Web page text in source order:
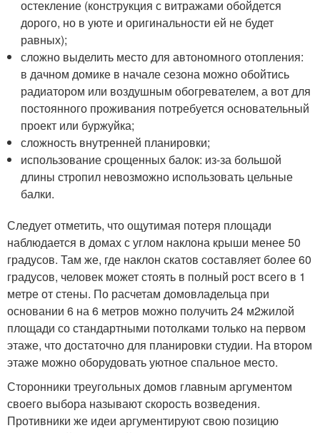
остекление (конструкция с витражами обойдется
дорого, но в уюте и оригинальности ей не будет
равных);
сложно выделить место для автономного отопления:
в дачном домике в начале сезона можно обойтись
радиатором или воздушным обогревателем, а вот для
постоянного проживания потребуется основательный
проект или буржуйка;
сложность внутренней планировки;
использование срощенных балок: из-за большой
длины стропил невозможно использовать цельные
балки.
Следует отметить, что ощутимая потеря площади
наблюдается в домах с углом наклона крыши менее 50
градусов. Там же, где наклон скатов составляет более 60
градусов, человек может стоять в полный рост всего в 1
метре от стены. По расчетам домовладельца при
основании 6 на 6 метров можно получить 24 м2жилой
площади со стандартными потолками только на первом
этаже, что достаточно для планировки студии. На втором
этаже можно оборудовать уютное спальное место.
Сторонники треугольных домов главным аргументом
своего выбора называют скорость возведения.
Противники же идеи аргументируют свою позицию